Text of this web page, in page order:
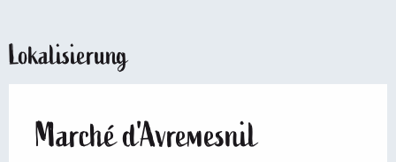
Lokalisierung
Marché d'Avremesnil